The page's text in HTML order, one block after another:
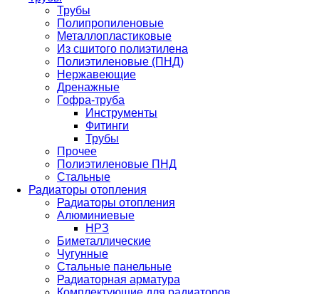
Трубы
Полипропиленовые
Металлопластиковые
Из сшитого полиэтилена
Полиэтиленовые (ПНД)
Нержавеющие
Дренажные
Гофра-труба
Инструменты
Фитинги
Трубы
Прочее
Полиэтиленовые ПНД
Стальные
Радиаторы отопления
Радиаторы отопления
Алюминиевые
НРЗ
Биметаллические
Чугунные
Стальные панельные
Радиаторная арматура